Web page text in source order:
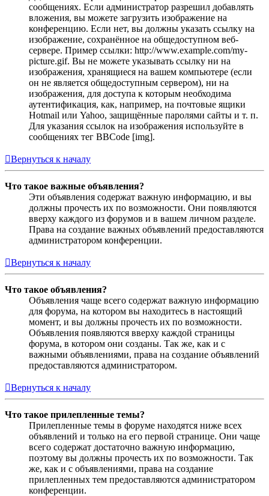
сообщениях. Если администратор разрешил добавлять
вложения, вы можете загрузить изображение на
конференцию. Если нет, вы должны указать ссылку на
изображение, сохранённое на общедоступном веб-
сервере. Пример ссылки: http://www.example.com/my-
picture.gif. Вы не можете указывать ссылку ни на
изображения, хранящиеся на вашем компьютере (если
он не является общедоступным сервером), ни на
изображения, для доступа к которым необходима
аутентификация, как, например, на почтовые ящики
Hotmail или Yahoo, защищённые паролями сайты и т. п.
Для указания ссылок на изображения используйте в
сообщениях тег BBCode [img].
Вернуться к началу
Что такое важные объявления?
Эти объявления содержат важную информацию, и вы
должны прочесть их по возможности. Они появляются
вверху каждого из форумов и в вашем личном разделе.
Права на создание важных объявлений предоставляются
администратором конференции.
Вернуться к началу
Что такое объявления?
Объявления чаще всего содержат важную информацию
для форума, на котором вы находитесь в настоящий
момент, и вы должны прочесть их по возможности.
Объявления появляются вверху каждой страницы
форума, в котором они созданы. Так же, как и с
важными объявлениями, права на создание объявлений
предоставляются администратором.
Вернуться к началу
Что такое прилепленные темы?
Прилепленные темы в форуме находятся ниже всех
объявлений и только на его первой странице. Они чаще
всего содержат достаточно важную информацию,
поэтому вы должны прочесть их по возможности. Так
же, как и с объявлениями, права на создание
прилепленных тем предоставляются администратором
конференции.